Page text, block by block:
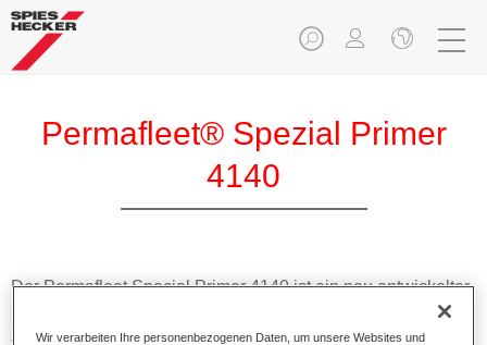
Permafleet® Spezial Primer
4140
Der Permafleet Special Primer 4140 ist ein neu entwickelter
Zinkchromat frei und speziell für die Anforderungen im NFZ
Wir verarbeiten Ihre personenbezogenen Daten, um unsere Websites und